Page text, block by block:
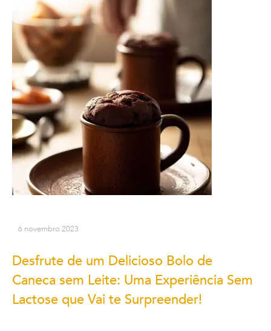
6 novembro 2023
Desfrute de um Delicioso Bolo de
Caneca sem Leite: Uma Experiência Sem
Lactose que Vai te Surpreender!